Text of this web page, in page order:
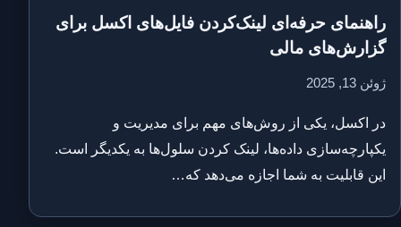
راهنمای حرفه‌ای لینک‌کردن فایل‌های اکسل برای
گزارش‌های مالی
ژوئن 13, 2025
در اکسل، یکی از روش‌های مهم برای مدیریت و
یکپارچه‌سازی داده‌ها، لینک کردن سلول‌ها به یکدیگر است.
این قابلیت به شما اجازه می‌دهد که…